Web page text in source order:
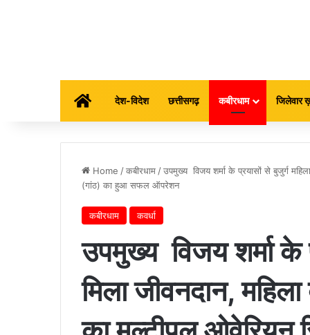
होम देश-विदेश छत्तीसगढ़ कबीरधाम जिलेवार
Home /कबीरधाम /उपमुख्य विजय शर्मा के प्रयासों से बुजुर्ग
(गांठ) का हुआ सफल ऑपरेशन
कबीरधाम कवर्धा
उपमुख्य विजय शर्मा के
मिला जीवनदान,